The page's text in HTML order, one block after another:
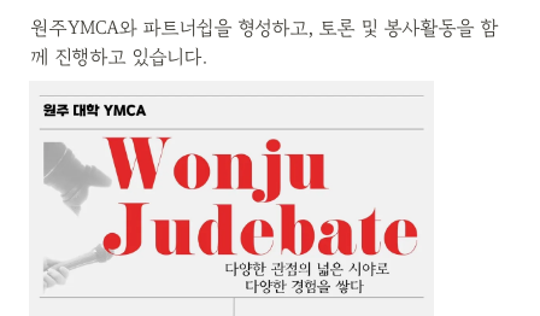
원주YMCA와 파트너쉽을 형성하고, 토론 및 봉사활동을 함
께 진행하고 있습니다.